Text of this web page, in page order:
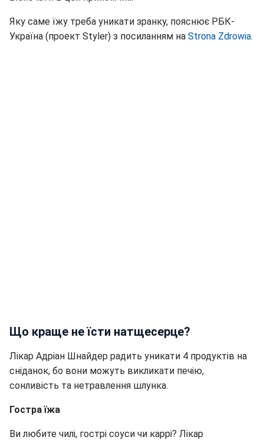
Яку саме їжу треба уникати зранку, пояснює РБК-
Україна (проект Styler) з посиланням на Strona Zdrowia.
Що краще не їсти натщесерце?
Лікар Адріан Шнайдер радить уникати 4 продуктів на
сніданок, бо вони можуть викликати печію,
сонливість та нетравлення шлунка.
Гостра їжа
Ви любите чилі, гострі соуси чи каррі? Лікар